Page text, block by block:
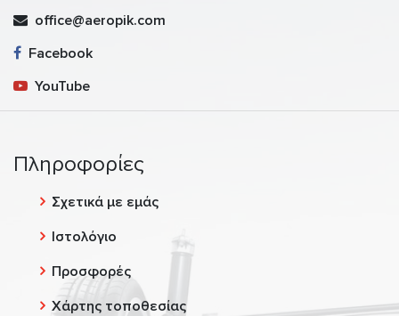
office@aeropik.com
Facebook
YouTube
Πληροφορίες
Σχετικά με εμάς
Ιστολόγιο
Προσφορές
Χάρτης τοποθεσίας